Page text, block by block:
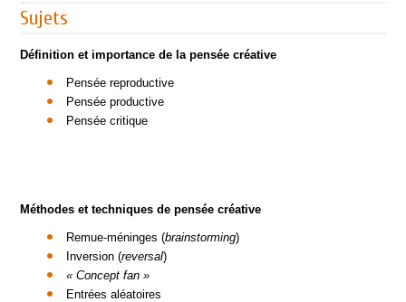
Sujets
Définition et importance de la pensée créative
Pensée reproductive
Pensée productive
Pensée critique
Méthodes et techniques de pensée créative
Remue-méninges (brainstorming)
Inversion (reversal)
« Concept fan »
Entrées aléatoires